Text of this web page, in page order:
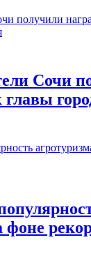
Сочи
фоне